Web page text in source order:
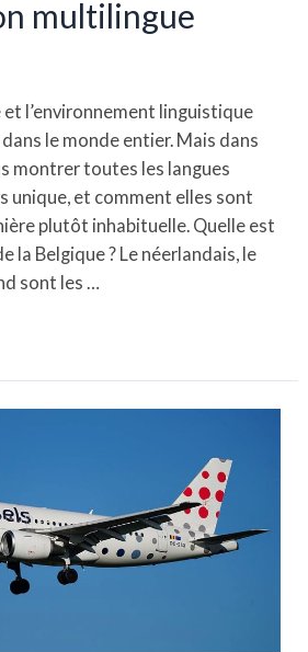
multilingue
et l’environnement linguistique
le monde entier. Mais dans
montrer toutes les langues
unique, et comment elles sont
plutôt inhabituelle. Quelle est
la Belgique ? Le néerlandais, le
sont les …